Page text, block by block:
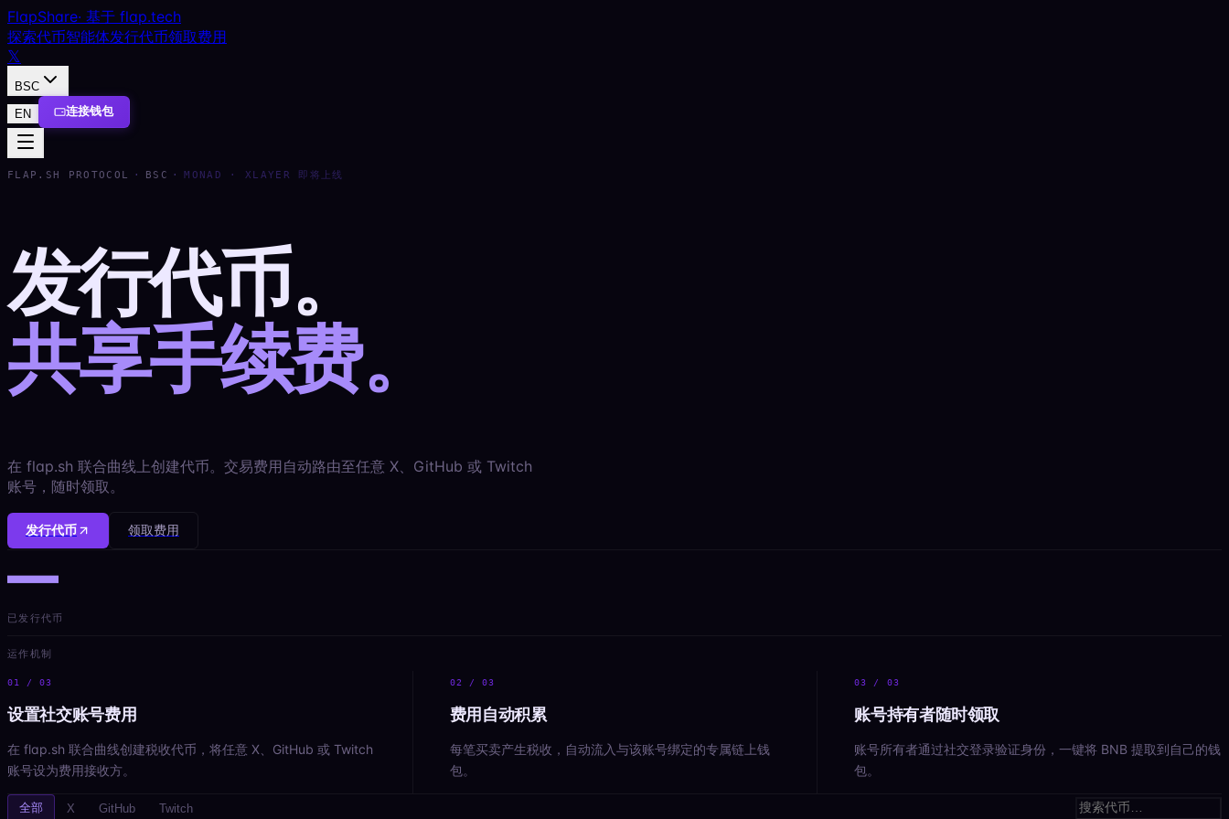
FlapShare· 基于 flap.tech
探索代币智能体发行代币领取费用
𝕏
BSC
EN
连接钱包
FLAP.SH PROTOCOL · BSC · MONAD · XLAYER 即将上线
发行代币。
共享手续费。
在 flap.sh 联合曲线上创建代币。交易费用自动路由至任意 X、GitHub 或 Twitch
账号，随时领取。
发行代币 领取费用
—
已发行代币
运作机制
01 / 03
设置社交账号费用
在 flap.sh 联合曲线创建税收代币，将任意 X、GitHub 或 Twitch
账号设为费用接收方。
02 / 03
费用自动积累
每笔买卖产生税收，自动流入与该账号绑定的专属链上钱
包。
03 / 03
账号持有者随时领取
账号所有者通过社交登录验证身份，一键将 BNB 提取到自己的钱
包。
全部 X GitHub Twitch